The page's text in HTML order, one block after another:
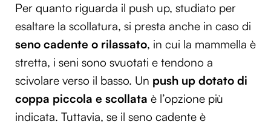
Per quanto riguarda il push up, studiato per
esaltare la scollatura, si presta anche in caso di
seno cadente o rilassato, in cui la mammella è
stretta, i seni sono svuotati e tendono a
scivolare verso il basso. Un push up dotato di
coppa piccola e scollata è l’opzione più
indicata. Tuttavia, se il seno cadente è